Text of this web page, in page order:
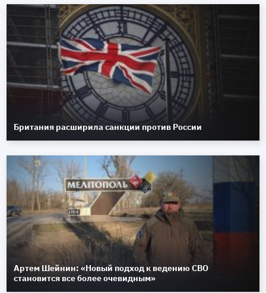
Британия расширила санкции против России
Артем Шейнин: «Новый подход к ведению СВО
становится все более очевидным»